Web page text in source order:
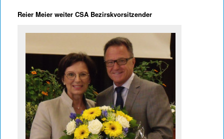
Reier Meier weiter CSA Bezirskvorsitzender